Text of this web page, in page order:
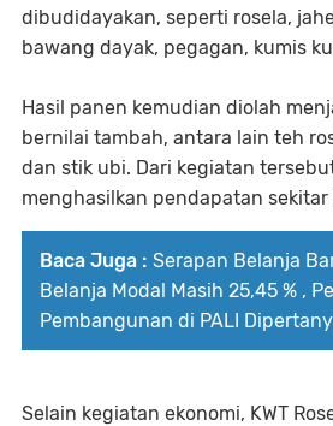
dibudidayakan, seperti rosela,
bawang dayak, pegagan, kumis
Hasil panen kemudian diolah
bernilai tambah, antara lain teh
dan stik ubi. Dari kegiatan
menghasilkan pendapatan
Baca Juga : Serapan Belanja
Belanja Modal Masih 25,45 % ,
Pembangunan di PALI
Selain kegiatan ekonomi, KWT